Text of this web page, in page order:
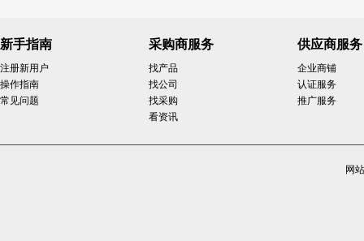
新手指南
注册新用户
操作指南
常见问题
采购商服务
找产品
找公司
找采购
看资讯
供应商服务
企业商铺
认证服务
推广服务
网